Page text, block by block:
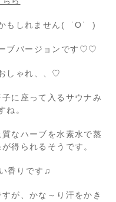
もしれません( ˙O˙ )
ブバージョンです♡♡
しゃれ、、♡
に座って入るサウナみ
ね。
なハーブを水素水で蒸
得られるそうです。
香りです♫
が、かな～り汗をかき